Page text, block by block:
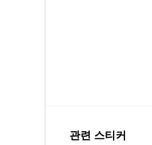
관련 스티커